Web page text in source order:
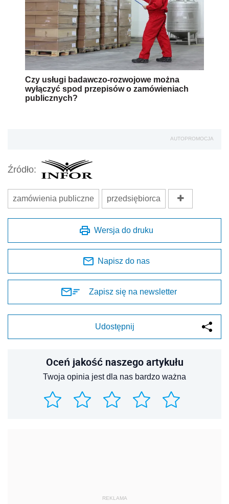
Czy usługi badawczo-rozwojowe można
wyłączyć spod przepisów o zamówieniach
publicznych?
AUTOPROMOCJA
Źródło:
zamówienia publiczne przedsiębiorca
Wersja do druku
Napisz do nas
Zapisz się na newsletter
Udostępnij
Oceń jakość naszego artykułu
Twoja opinia jest dla nas bardzo ważna
REKLAMA